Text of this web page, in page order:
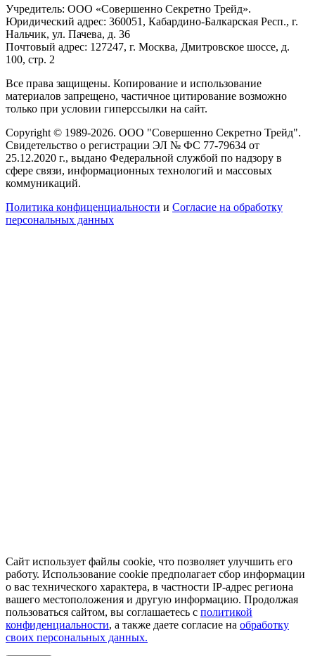
Учредитель: ООО «Совершенно Секретно Трейд».
Юридический адрес: 360051, Кабардино-Балкарская Респ., г.
Нальчик, ул. Пачева, д. 36
Почтовый адрес: 127247, г. Москва, Дмитровское шоссе, д.
100, стр. 2
Все права защищены. Копирование и использование
материалов запрещено, частичное цитирование возможно
только при условии гиперссылки на сайт.
Copyright © 1989-2026. ООО "Совершенно Секретно Трейд".
Свидетельство о регистрации ЭЛ № ФС 77-79634 от
25.12.2020 г., выдано Федеральной службой по надзору в
сфере связи, информационных технологий и массовых
коммуникаций.
Политика конфиценциальности и Согласие на обработку
персональных данных
Сайт использует файлы cookie, что позволяет улучшить его
работу. Использование cookie предполагает сбор информации
о вас технического характера, в частности IP-адрес региона
вашего местоположения и другую информацию. Продолжая
пользоваться сайтом, вы соглашаетесь с политикой
конфиденциальности, а также даете согласие на обработку
своих персональных данных.